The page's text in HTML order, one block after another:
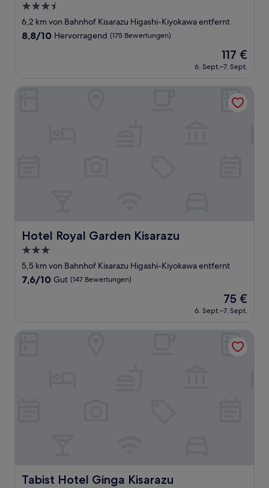
3.5-
Sterne-
Unterkunft
6,2 km von Bahnhof Kisarazu Higashi-Kiyokawa entfernt
8.8
Bewertungen)
8,8/10 Hervorragend (175 Bewertungen)
Der
Preis
beträgt
117 €
6. Sept.–7. Sept.
Hotel Royal Garden Kisarazu
Hotel Royal Garden Kisarazu
3.0-
Sterne-
Unterkunft
5,5 km von Bahnhof Kisarazu Higashi-Kiyokawa entfernt
7.6
Bewertungen)
7,6/10 Gut (147 Bewertungen)
Der
Preis
beträgt
75 €
6. Sept.–7. Sept.
Tabist Hotel Ginga Kisarazu
Tabist Hotel Ginga Kisarazu